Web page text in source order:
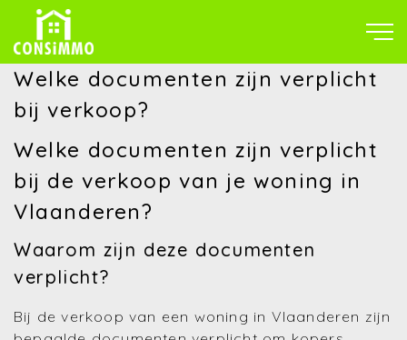
Welke documenten zijn verplicht
bij verkoop?
Welke documenten zijn verplicht
bij de verkoop van je woning in
Vlaanderen?
Waarom zijn deze documenten
verplicht?
Bij de verkoop van een woning in Vlaanderen zijn